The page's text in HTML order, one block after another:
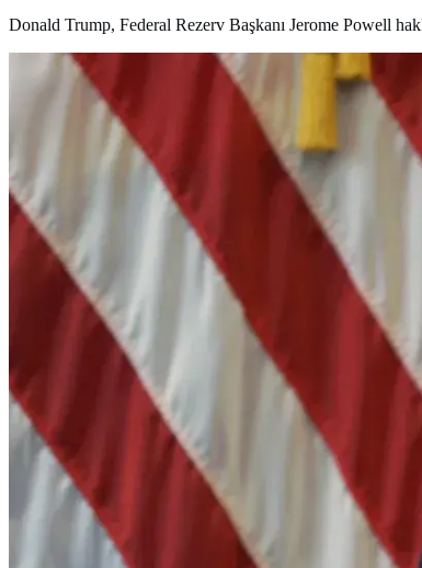
Donald Trump, Federal Rezerv Başkanı Jerome Powell